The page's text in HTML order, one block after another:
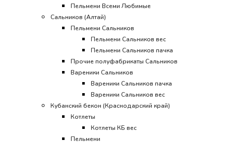
Пельмени Всеми Любимые
Сальников (Алтай)
Пельмени Сальников
Пельмени Сальников вес
Пельмени Сальников пачка
Прочие полуфабрикаты Сальников
Вареники Сальников
Вареники Сальников пачка
Вареники Сальников вес
Кубанский бекон (Краснодарский край)
Котлеты
Котлеты КБ вес
Пельмени